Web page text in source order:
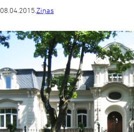
08.04.2015. Ziņas